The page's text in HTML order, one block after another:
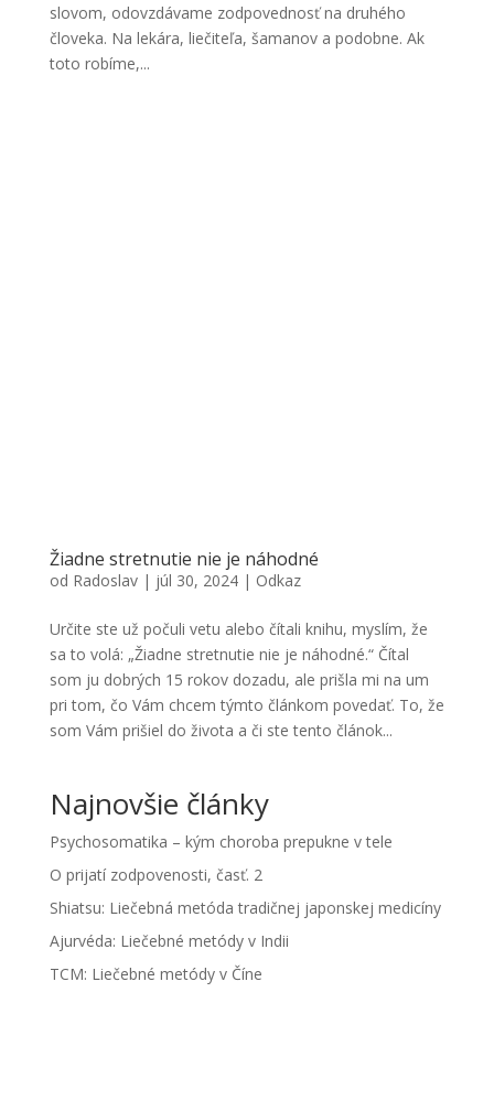
slovom, odovzdávame zodpovednosť na druhého
človeka. Na lekára, liečiteľa, šamanov a podobne. Ak
toto robíme,...
Žiadne stretnutie nie je náhodné
od Radoslav| júl 30, 2024| Odkaz
Určite ste už počuli vetu alebo čítali knihu, myslím, že
sa to volá: „Žiadne stretnutie nie je náhodné.“ Čítal
som ju dobrých 15 rokov dozadu, ale prišla mi na um
pri tom, čo Vám chcem týmto článkom povedať. To, že
som Vám prišiel do života a či ste tento článok...
Najnovšie články
Psychosomatika – kým choroba prepukne v tele
O prijatí zodpovenosti, časť. 2
Shiatsu: Liečebná metóda tradičnej japonskej medicíny
Ajurvéda: Liečebné metódy v Indii
TCM: Liečebné metódy v Číne